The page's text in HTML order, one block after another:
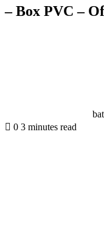
– Box PVC –
0 3 minutes read